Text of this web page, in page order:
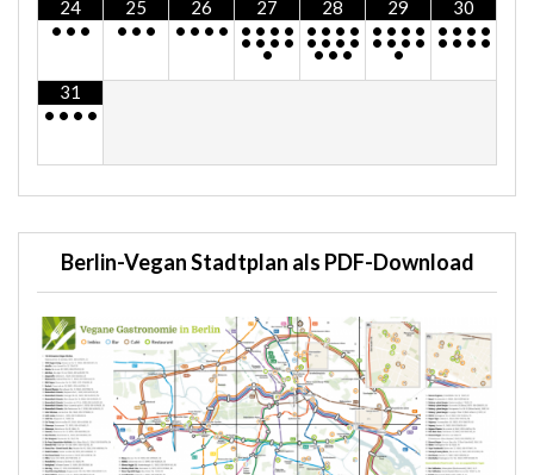
24
• • •
25
• • •
26
• • • •
27
• • • •
• • • •
•
28
• • • •
• • • •
•••
29
• • • •
• • • •
•
30
• • • •
• • • •
31
• • • •
Berlin-Vegan Stadtplan als PDF-Download